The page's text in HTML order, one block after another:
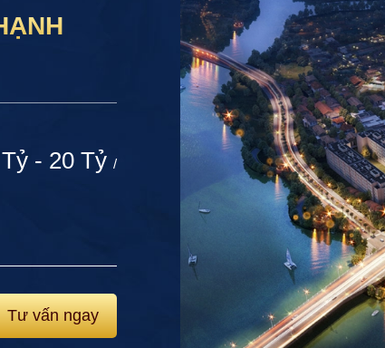
- 20 Tỷ /
Tư vấn ngay